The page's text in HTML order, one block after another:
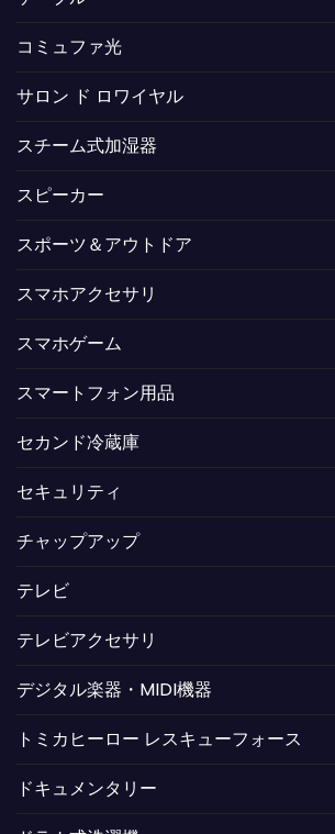
コミュファ光
サロン ド ロワイヤル
スチーム式加湿器
スピーカー
スポーツ＆アウトドア
スマホアクセサリ
スマホゲーム
スマートフォン用品
セカンド冷蔵庫
セキュリティ
チャップアップ
テレビ
テレビアクセサリ
デジタル楽器・MIDI機器
トミカヒーロー レスキューフォース
ドキュメンタリー